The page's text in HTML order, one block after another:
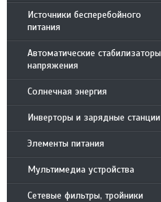
Источники бесперебойного
питания
Автоматические стабилизаторы
напряжения
Солнечная энергия
Инверторы и зарядные станции
Элементы питания
Мультимедиа устройства
Сетевые фильтры, тройники